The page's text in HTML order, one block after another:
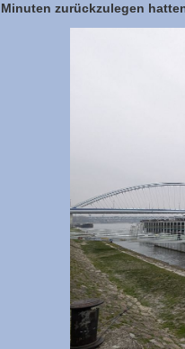
Minuten zurückzulegen